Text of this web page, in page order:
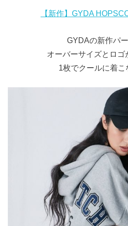
【新作】GYDA
GYDAの新作パ
オーバーサイズとロ
1枚でクールに着こ